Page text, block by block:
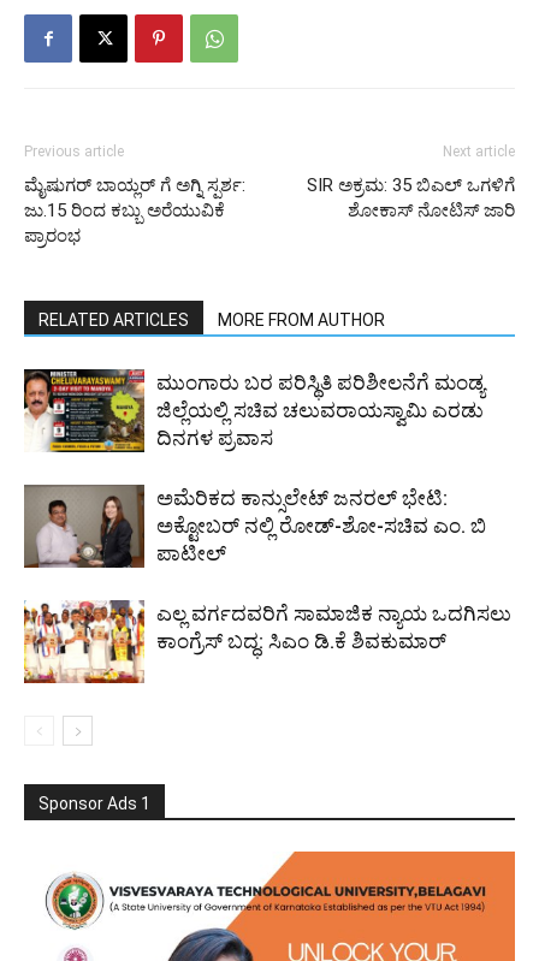
Previous article
ಮೈಷುಗರ್ ಬಾಯ್ಲರ್‌ ಗೆ ಅಗ್ನಿ ಸ್ಪರ್ಶ:
ಜು.15 ರಿಂದ ಕಬ್ಬು ಅರೆಯುವಿಕೆ
ಪ್ರಾರಂಭ
Next article
SIR ಅಕ್ರಮ: 35 ಬಿಎಲ್ ಒಗಳಿಗೆ
ಶೋಕಾಸ್ ನೋಟಿಸ್ ಜಾರಿ
RELATED ARTICLES MORE FROM AUTHOR
ಮುಂಗಾರು ಬರ ಪರಿಸ್ಥಿತಿ ಪರಿಶೀಲನೆಗೆ ಮಂಡ್ಯ
ಜಿಲ್ಲೆಯಲ್ಲಿ ಸಚಿವ ಚಲುವರಾಯಸ್ವಾಮಿ ಎರಡು
ದಿನಗಳ ಪ್ರವಾಸ
ಅಮೆರಿಕದ ಕಾನ್ಸುಲೇಟ್ ಜನರಲ್ ಭೇಟಿ:
ಅಕ್ಟೋಬರ್ ನಲ್ಲಿ ರೋಡ್-ಶೋ-ಸಚಿವ ಎಂ. ಬಿ
ಪಾಟೀಲ್
ಎಲ್ಲ ವರ್ಗದವರಿಗೆ ಸಾಮಾಜಿಕ ನ್ಯಾಯ ಒದಗಿಸಲು
ಕಾಂಗ್ರೆಸ್ ಬದ್ಧ: ಸಿಎಂ ಡಿ.ಕೆ ಶಿವಕುಮಾರ್
Sponsor Ads 1